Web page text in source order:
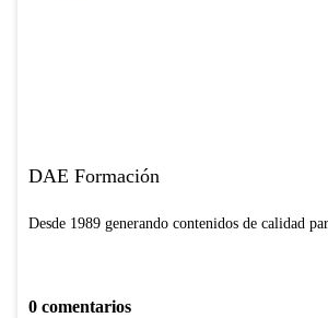
DAE Formación
Desde 1989 generando contenidos de calidad
0 comentarios